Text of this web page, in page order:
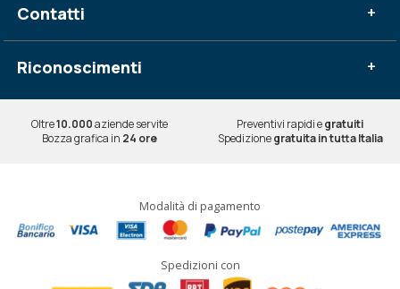
Contatti +
Riconoscimenti +
Oltre10.000aziende servite Preventivi rapidi egratuiti
Bozza grafica in 24 ore Spedizionegratuita in tutta Italia
Modalità di pagamento
Spedizioni con